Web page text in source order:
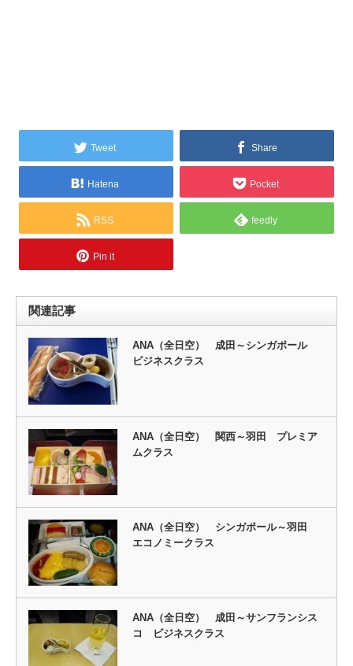
Tweet Share
Hatena Pocket
RSS feedly
Pin it
関連記事
ANA（全日空） 成田～シンガポール
ビジネスクラス
ANA（全日空） 関西～羽田 プレミア
ムクラス
ANA（全日空） シンガポール～羽田
エコノミークラス
ANA（全日空） 成田～サンフランシス
コ ビジネスクラス